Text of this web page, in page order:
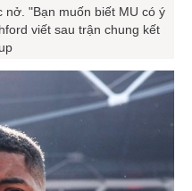
"Bạn muốn biết MU có ý
viết sau trận chung kết